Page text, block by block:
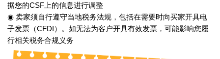
据您的CSF上的信息进行调整
◉ 卖家须自行遵守当地税务法规，包括在需要时向买家开具电
子发票（CFDI）。如无法为客户开具有效发票，可能影响您履
行相关税务合规义务